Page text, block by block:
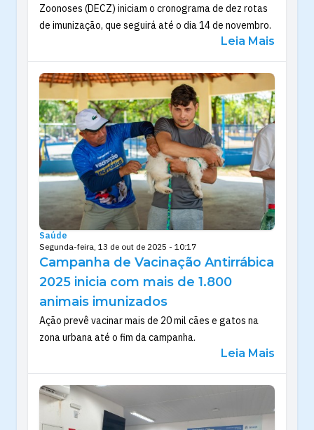
Zoonoses (DECZ) iniciam o cronograma de dez rotas
de imunização, que seguirá até o dia 14 de novembro.
Leia Mais
Saúde
Segunda-feira, 13 de out de 2025 - 10:17
Campanha de Vacinação Antirrábica
2025 inicia com mais de 1.800
animais imunizados
Ação prevê vacinar mais de 20 mil cães e gatos na
zona urbana até o fim da campanha.
Leia Mais